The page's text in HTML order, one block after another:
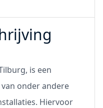
is een
onder andere
Hiervoor